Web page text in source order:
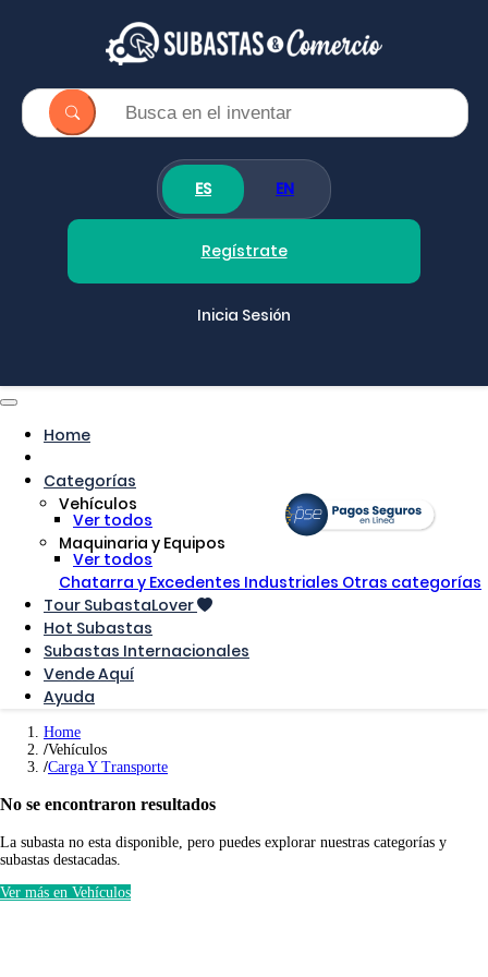
ES EN
Regístrate
Inicia Sesión
Home
Categorías
Vehículos
Ver todos
Maquinaria y Equipos
Ver todos
Chatarra y Excedentes Industriales Otras categorías
Tour SubastaLover
Hot Subastas
Subastas Internacionales
Vende Aquí
Ayuda
Home
Vehículos
Carga Y Transporte
No se encontraron resultados
La subasta no esta disponible, pero puedes explorar nuestras categorías y
subastas destacadas.
Ver más en Vehículos